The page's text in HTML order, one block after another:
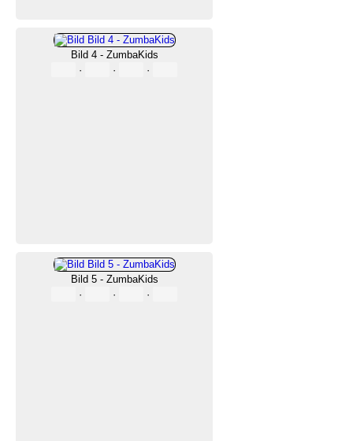
Bild 4 - ZumbaKids
·
· ·
Bild 5 - ZumbaKids
·
· ·